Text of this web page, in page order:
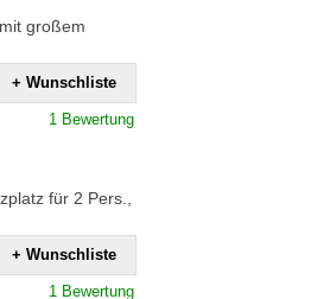
großem
+ Wunschliste
1 Bewertung
für 2 Pers.,
+ Wunschliste
1 Bewertung